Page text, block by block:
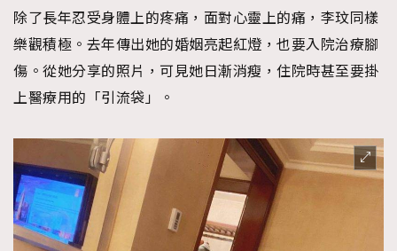
除了長年忍受身體上的疼痛，面對心靈上的痛，李玟同樣
樂觀積極。去年傳出她的婚姻亮起紅燈，也要入院治療腳
傷。從她分享的照片，可見她日漸消瘦，住院時甚至要掛
上醫療用的「引流袋」。